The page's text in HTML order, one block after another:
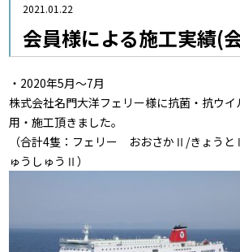
2021.01.22
会員様による施工実績(
・2020年5月～7月
株式会社名門大洋フェリー様に抗菌・抗ウ
用・施工頂きました。
（合計4隻：フェリー おおさかⅡ/きょう
ゅうしゅうⅡ）